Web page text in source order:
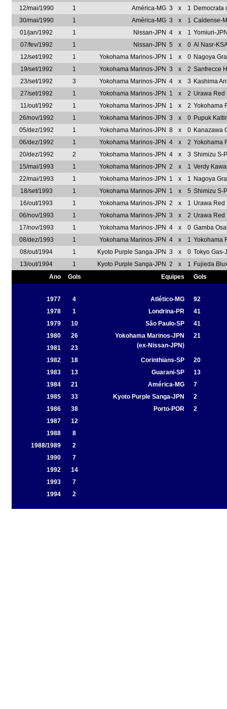
12/mai/1990
1 América-MG 3 x 1 Democrata
30/mai/1990
1 América-MG 3 x 1 Caldense-
01/jan/1992
1 Nissan-JPN 4 x 1 Yomiuri-
07/fev/1992
1 Nissan-JPN 5 x 0 Al Nasr-
12/set/1992
1 Yokohama Marinos-JPN 1 x 0 Nagoya
19/set/1992
1 Yokohama Marinos-JPN 3 x 2 Sanfrecce
23/set/1992
3 Yokohama Marinos-JPN 4 x 3 Kashima
27/set/1992
1 Yokohama Marinos-JPN 1 x 2 Urawa Red
11/out/1992
1 Yokohama Marinos-JPN 1 x 2 Yokohama
26/nov/1992
1 Yokohama Marinos-JPN 3 x 0 Pupuk
05/dez/1992
1 Yokohama Marinos-JPN 8 x 0 Kanazawa
06/dez/1992
1 Yokohama Marinos-JPN 4 x 2 Yokohama
20/dez/1992
2 Yokohama Marinos-JPN 4 x 3 Shimizu S-
15/mai/1993
1 Yokohama Marinos-JPN 2 x 1 Verdy
22/mai/1993
1 Yokohama Marinos-JPN 1 x 1 Nagoya
18/set/1993
1 Yokohama Marinos-JPN 1 x 5 Shimizu S-
16/out/1993
1 Yokohama Marinos-JPN 2 x 1 Urawa Red
06/nov/1993
1 Yokohama Marinos-JPN 3 x 2 Urawa Red
17/nov/1993
1 Yokohama Marinos-JPN 4 x 0 Gamba
08/dez/1993
1 Yokohama Marinos-JPN 4 x 1 Yokohama
08/out/1994
1 Kyoto Purple Sanga-JPN 3 x 0 Tokyo Gas-
13/out/1994
1 Kyoto Purple Sanga-JPN 2 x 1 Fujieda
Ano
Gols Equipes Gols
1977 4 Atlético-MG
92
1978
1 Londrina-PR
41
1979
10 São Paulo-SP
41
1980
26 Yokohama Marinos-JPN
21
1981
23 (ex-Nissan-JPN)
1982 18 Corinthians-SP
20
1983
13 Guarani-SP
13
1984
21 América-MG
7
1985
33 Kyoto Purple Sanga-JPN
2
1986
38 Porto-POR
2
1987
12
1988
8
1988/1989
2
1990
7
1992
14
1993
7
1994
2